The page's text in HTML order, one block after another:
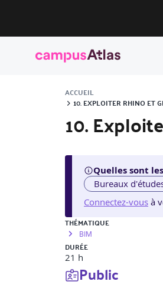
ACCUEIL
10. EXPLOITER RHINO ET
10.
Quelles sont
Bureaux
Connectez-vous à
THÉMATIQUE
BIM
DURÉE
21 h
Public